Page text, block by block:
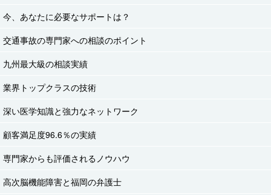
今、あなたに必要なサポートは？
交通事故の専門家への相談のポイント
九州最大級の相談実績
業界トップクラスの技術
深い医学知識と強力なネットワーク
顧客満足度96.6％の実績
専門家からも評価されるノウハウ
高次脳機能障害と福岡の弁護士